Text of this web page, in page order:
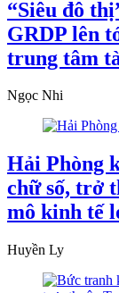
“Siêu đô
GRDP lên
trung tâm
Ngọc Nhi
Hải Phòng
chữ số, trở
mô kinh tế
Huyền Ly